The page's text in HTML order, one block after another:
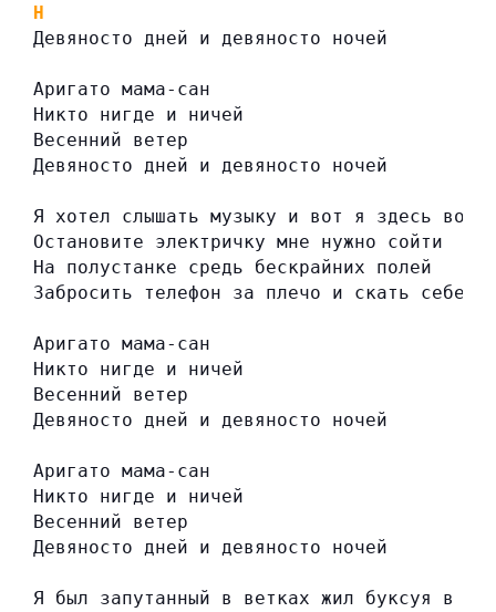
H
Девяносто дней и девяносто ночей
Аригато мама-сан
Никто нигде и ничей
Весенний ветер
Девяносто дней и девяносто ночей
Я хотел слышать музыку и вот я здесь во
Остановите электричку мне нужно сойти
На полустанке средь бескрайних полей
Забросить телефон за плечо и скать себе:
Аригато мама-сан
Никто нигде и ничей
Весенний ветер
Девяносто дней и девяносто ночей
Аригато мама-сан
Никто нигде и ничей
Весенний ветер
Девяносто дней и девяносто ночей
Я был запутанный в ветках жил буксуя в